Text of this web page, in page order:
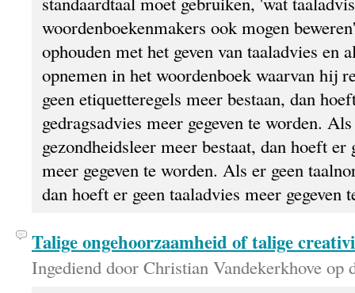
woordenboekenmakers ook mogen
ophouden met het geven van taaladvies en
opnemen in het woordenboek waarvan hij
geen etiquetteregels meer bestaan, dan
gedragsadvies meer gegeven te worden.
gezondheidsleer meer bestaat, dan hoeft er
meer gegeven te worden. Als er geen
dan hoeft er geen taaladvies meer gegeven
Talige ongehoorzaamheid of talige
Ingediend door Christian Vandekerkhove op